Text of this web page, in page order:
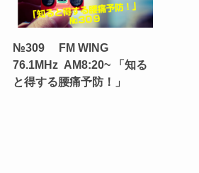
№309 FM WING
76.1MHz AM8:20~ 「知る
と得する腰痛予防！」